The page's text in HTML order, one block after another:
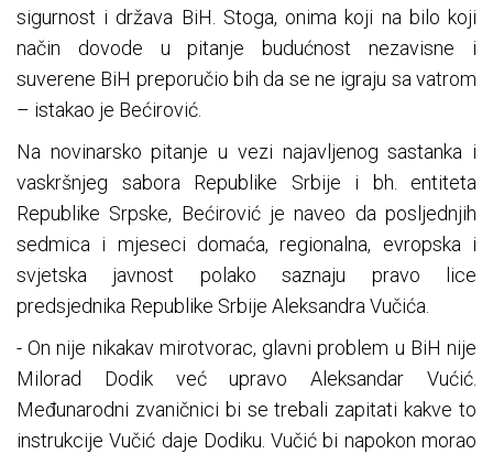
sigurnost i država BiH. Stoga, onima koji na bilo koji
način dovode u pitanje budućnost nezavisne i
suverene BiH preporučio bih da se ne igraju sa vatrom
– istakao je Bećirović.
Na novinarsko pitanje u vezi najavljenog sastanka i
vaskršnjeg sabora Republike Srbije i bh. entiteta
Republike Srpske, Bećirović je naveo da posljednjih
sedmica i mjeseci domaća, regionalna, evropska i
svjetska javnost polako saznaju pravo lice
predsjednika Republike Srbije Aleksandra Vučića.
- On nije nikakav mirotvorac, glavni problem u BiH nije
Milorad Dodik već upravo Aleksandar Vućić.
Međunarodni zvaničnici bi se trebali zapitati kakve to
instrukcije Vučić daje Dodiku. Vučić bi napokon morao